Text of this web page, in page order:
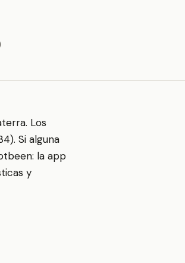
Los
Si alguna
la app
y